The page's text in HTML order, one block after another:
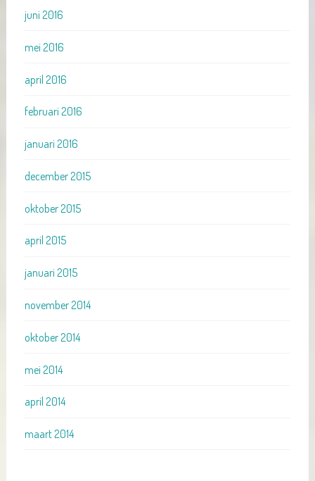
juni 2016
mei 2016
april 2016
februari 2016
januari 2016
december 2015
oktober 2015
april 2015
januari 2015
november 2014
oktober 2014
mei 2014
april 2014
maart 2014